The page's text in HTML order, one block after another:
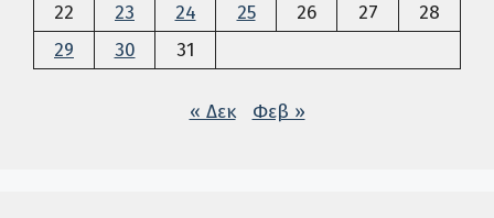
22
23 24 25 26 27
28
29
30 31
« Δεκ Φεβ »